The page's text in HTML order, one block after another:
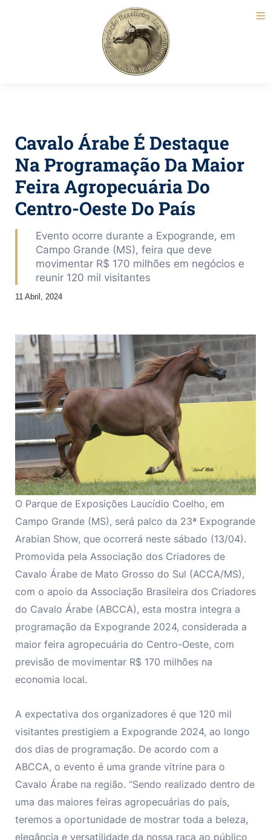
Cavalo Árabe É Destaque
Na Programação Da Maior
Feira Agropecuária Do
Centro-Oeste Do País
Evento ocorre durante a Expogrande, em
Campo Grande (MS), feira que deve
movimentar R$ 170 milhões em negócios e
reunir 120 mil visitantes
11 Abril, 2024
O Parque de Exposições Laucídio Coelho, em
Campo Grande (MS), será palco da 23ª Expogrande
Arabian Show, que ocorrerá neste sábado (13/04).
Promovida pela Associação dos Criadores de
Cavalo Árabe de Mato Grosso do Sul (ACCA/MS),
com o apoio da Associação Brasileira dos Criadores
do Cavalo Árabe (ABCCA), esta mostra integra a
programação da Expogrande 2024, considerada a
maior feira agropecuária do Centro-Oeste, com
previsão de movimentar R$ 170 milhões na
economia local.
A expectativa dos organizadores é que 120 mil
visitantes prestigiem a Expogrande 2024, ao longo
dos dias de programação. De acordo com a
ABCCA, o evento é uma grande vitrine para o
Cavalo Árabe na região. “Sendo realizado dentro de
uma das maiores feiras agropecuárias do país,
teremos a oportunidade de mostrar toda a beleza,
elegância e versatilidade da nossa raça ao público